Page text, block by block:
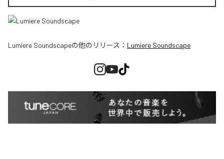
Lumiere Soundscapeの他のリリース： Lumiere Soundscape